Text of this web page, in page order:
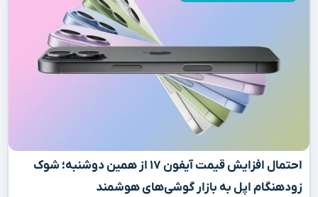
احتمال افزایش قیمت آیفون ۱۷ از همین دوشنبه؛ شوک
زودهنگام اپل به بازار گوشی‌های هوشمند